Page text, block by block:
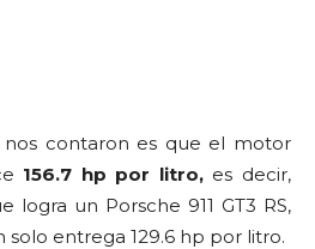
nos contaron es que el motor
156.7 hp por litro,es decir,
logra un Porsche 911 GT3 RS,
entrega 129.6 hp por litro.